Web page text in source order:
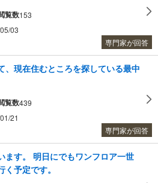
覧数153
03
専門家が回答
、現在住むところを探している最中
覧数439
21
専門家が回答
ます。 明日にでもワンフロア一世
予定です。